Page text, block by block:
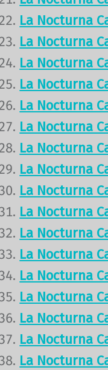
La Nocturna
La Nocturna
La Nocturna
La Nocturna
La Nocturna
La Nocturna
La Nocturna
La Nocturna
La Nocturna
La Nocturna
La Nocturna
La Nocturna
La Nocturna
La Nocturna
La Nocturna
La Nocturna
La Nocturna